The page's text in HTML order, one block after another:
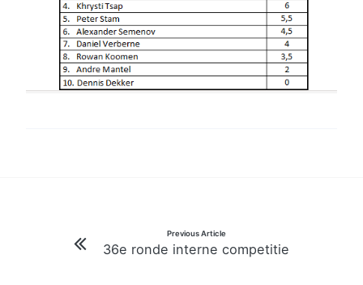
navigatie
Previous Article
36e ronde interne competitie